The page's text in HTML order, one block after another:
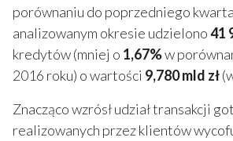
porównaniu do poprzedniego
analizowanym okresie udzielono41
kredytów (mniej o 1,67%w
2016 roku) o wartości 9,780 mld zł
Znacząco wzrósł udział transakcji
realizowanych przez klientów